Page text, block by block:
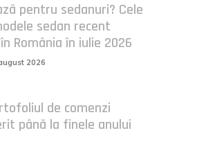
pentru sedanuri? Cele
sedan recent
România în iulie 2026
2026
de comenzi
până la finele anului